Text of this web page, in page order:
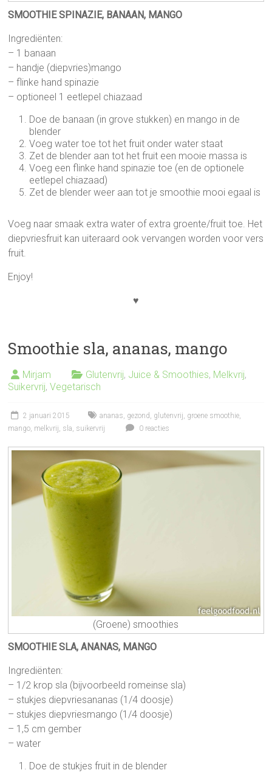
SMOOTHIE SPINAZIE, BANAAN, MANGO
Ingrediënten:
– 1 banaan
– handje (diepvries)mango
– flinke hand spinazie
– optioneel 1 eetlepel chiazaad
Doe de banaan (in grove stukken) en mango in de
blender
Voeg water toe tot het fruit onder water staat
Zet de blender aan tot het fruit een mooie massa is
Voeg een flinke hand spinazie toe (en de optionele
eetlepel chiazaad)
Zet de blender weer aan tot je smoothie mooi egaal is
Voeg naar smaak extra water of extra groente/fruit toe. Het
diepvriesfruit kan uiteraard ook vervangen worden voor vers
fruit.
Enjoy!
♥
Smoothie sla, ananas, mango
Mirjam Glutenvrij, Juice & Smoothies, Melkvrij,
Suikervrij,Vegetarisch
2 januari 2015 ananas gezond glutenvrij groene smoothie
mango melkvrij sla suikervrij 0 reacties
(Groene) smoothies
SMOOTHIE SLA, ANANAS, MANGO
Ingrediënten:
– 1/2 krop sla (bijvoorbeeld romeinse sla)
– stukjes diepvriesananas (1/4 doosje)
– stukjes diepvriesmango (1/4 doosje)
– 1,5 cm gember
– water
Doe de stukjes fruit in de blender